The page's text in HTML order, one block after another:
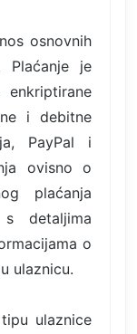
osnovnih
Plaćanje je
i debitne
PayPal i
ovisno o
plaćanja
detaljima
o
ulaznicu.
ulaznice